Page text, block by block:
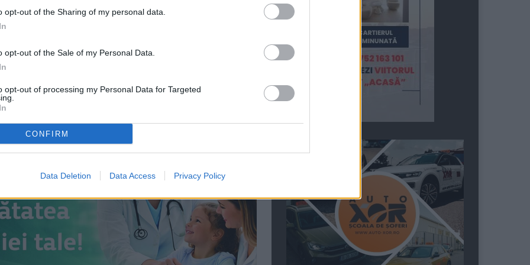
opt-out of the Sharing of my personal data.
opt-out of the Sale of my Personal Data.
opt-out of processing my Personal Data for Targeted
CONFIRM
Data Deletion Data Access Privacy Policy
cu Program Prelungit „Pinocchio”, Grădinița
„Voinicelul”, Grădinița Specială și Școala
vor rămâne unități școlare de sine stătătoare, cu